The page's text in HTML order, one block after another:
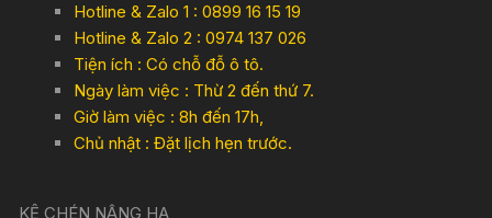
Hotline & Zalo 1 : 0899 16 15 19
Hotline & Zalo 2 : 0974 137 026
Tiện ích : Có chỗ đỗ ô tô.
Ngày làm việc : Thừ 2 đến thứ 7.
Giờ làm việc : 8h đến 17h,
Chủ nhật : Đặt lịch hẹn trước.
KỆ CHÉN NÂNG HẠ